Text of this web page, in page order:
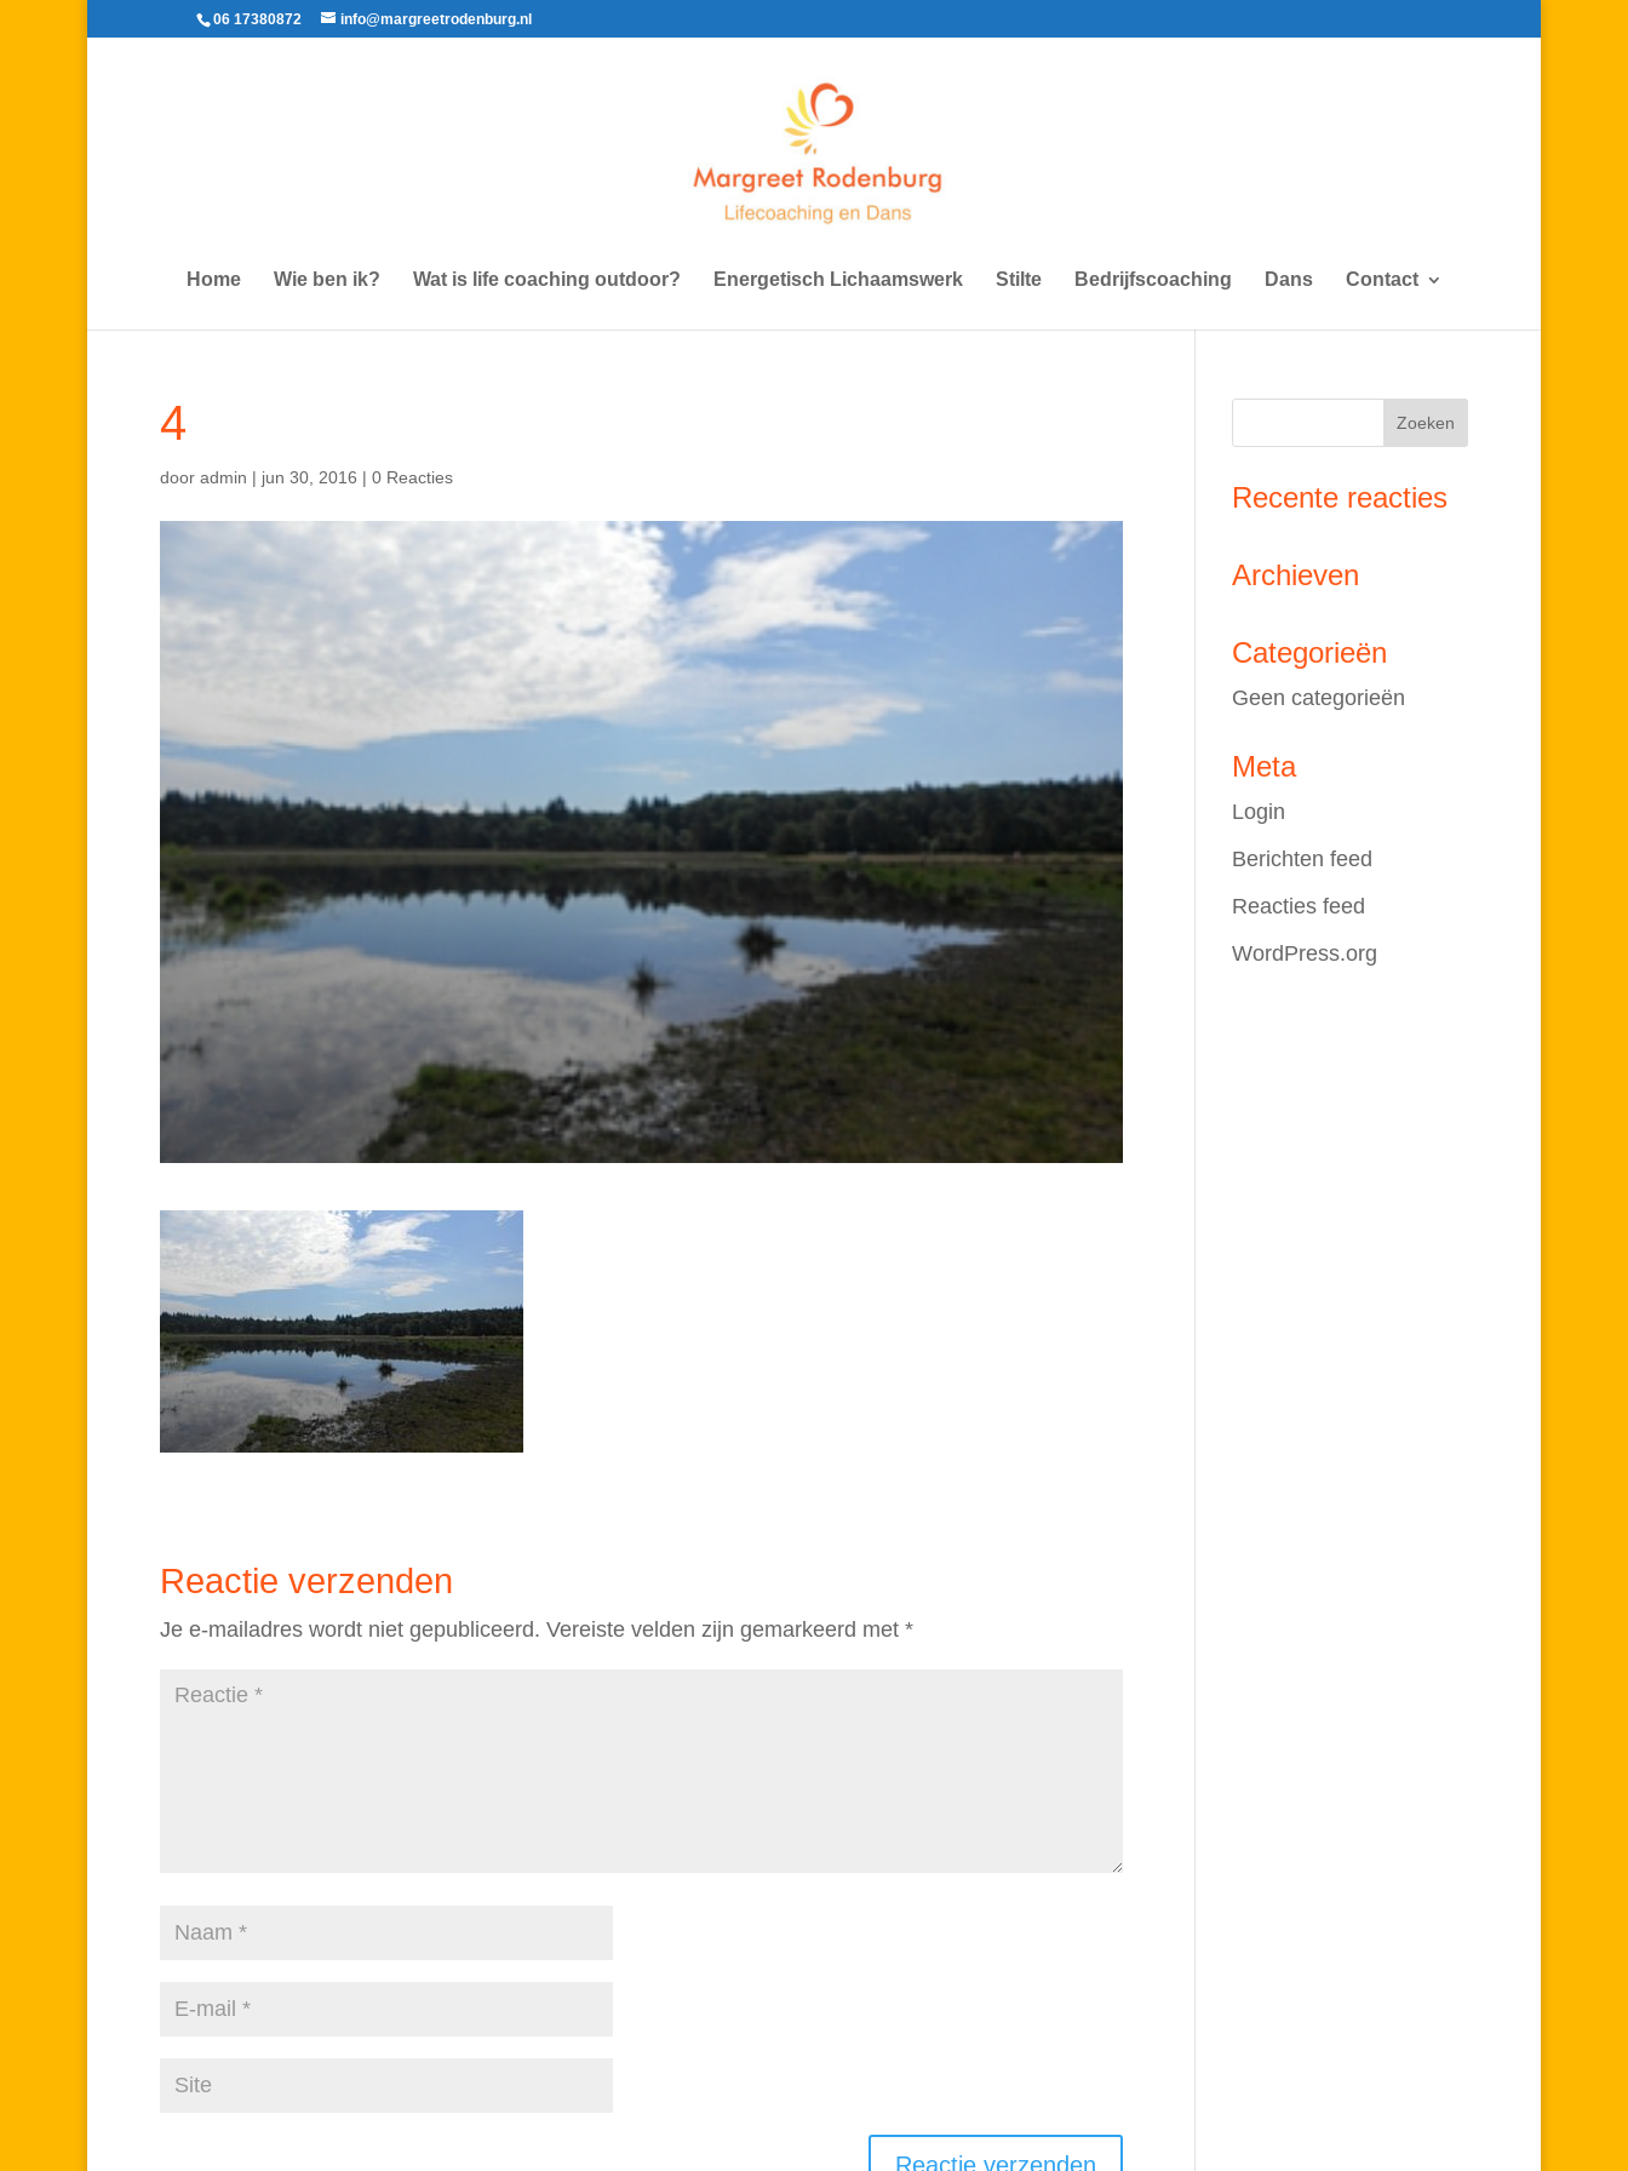
06 17380872 info@margreetrodenburg.nl
Home Wie ben ik? Wat is life coaching outdoor? Energetisch Lichaamswerk Stilte Bedrijfscoaching Dans Contact
4
door admin | jun 30, 2016 | 0 Reacties
Reactie verzenden
Je e-mailadres wordt niet gepubliceerd. Vereiste velden zijn gemarkeerd met *
Recente reacties
Archieven
Categorieën
Geen categorieën
Meta
Login
Berichten feed
Reacties feed
WordPress.org